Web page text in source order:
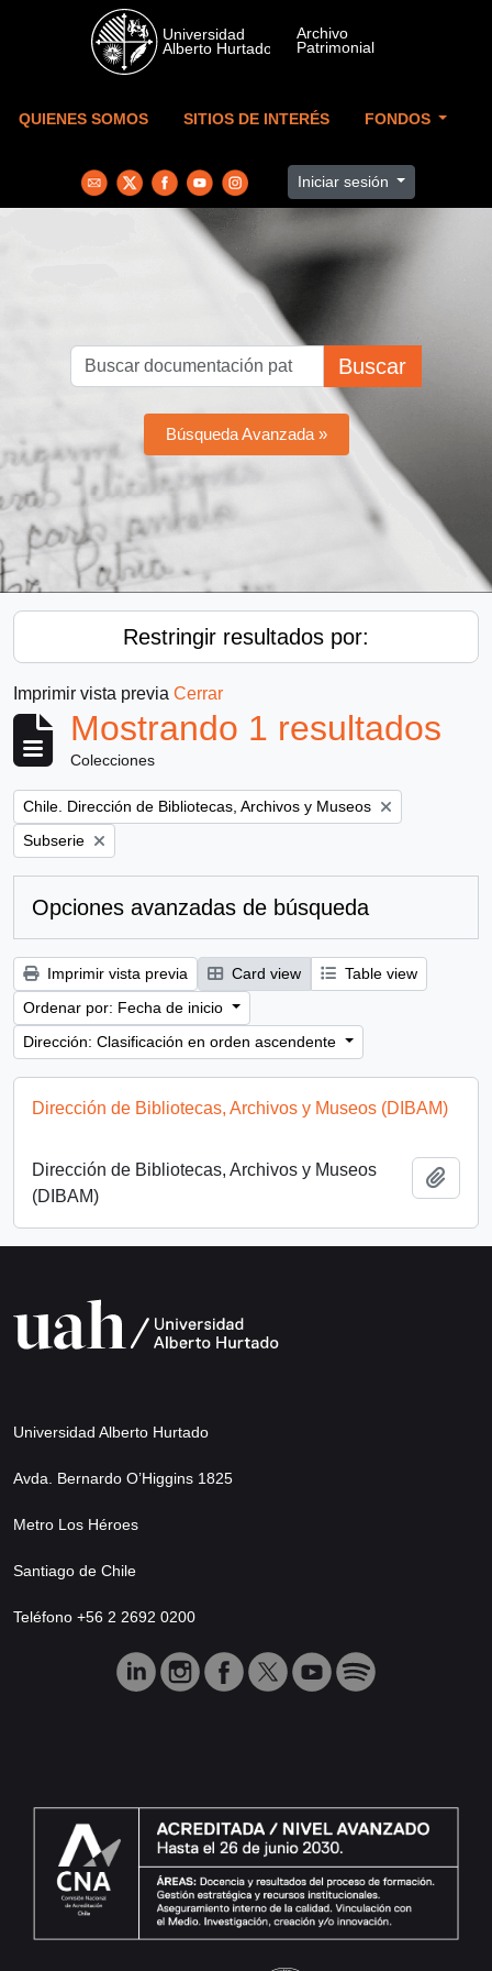
Skip to main content
QUIENES SOMOS SITIOS DE INTERÉS FONDOS
Iniciar sesión
Buscar
Búsqueda Avanzada »
Restringir resultados por:
Imprimir vista previa Cerrar
Mostrando 1 resultados
Colecciones
Remove filter:
Chile. Dirección de Bibliotecas, Archivos y Museos
Remove filter:
Subserie
Opciones avanzadas de búsqueda
Imprimir vista previa Card view
Table view
Ordenar por: Fecha de inicio
Dirección: Clasificación en orden ascendente
Dirección de Bibliotecas, Archivos y Museos (DIBAM)
Dirección de Bibliotecas, Archivos y Museos
(DIBAM)
Universidad Alberto Hurtado
Avda. Bernardo O’Higgins 1825
Metro Los Héroes
Santiago de Chile
Teléfono +56 2 2692 0200